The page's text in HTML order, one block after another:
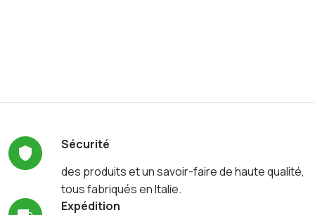
Sécurité
des produits et un savoir-faire de haute qualité,
tous fabriqués en Italie.
Expédition